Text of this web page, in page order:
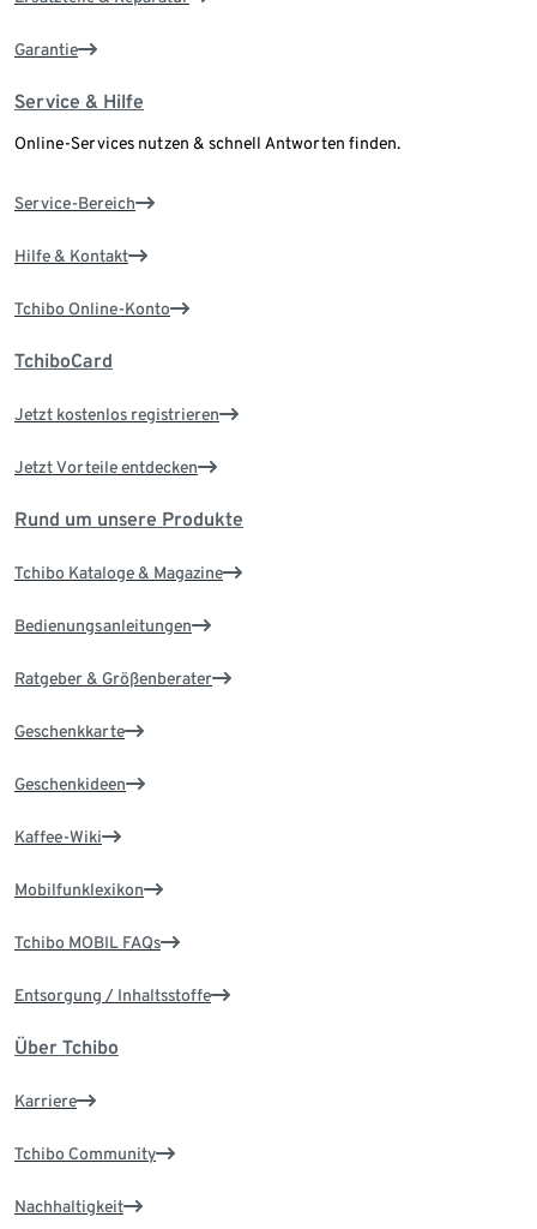
Garantie
Service & Hilfe
Online-Services nutzen & schnell Antworten finden.
Service-Bereich
Hilfe & Kontakt
Tchibo Online-Konto
TchiboCard
Jetzt kostenlos registrieren
Jetzt Vorteile entdecken
Rund um unsere Produkte
Tchibo Kataloge & Magazine
Bedienungsanleitungen
Ratgeber & Größenberater
Geschenkkarte
Geschenkideen
Kaffee-Wiki
Mobilfunklexikon
Tchibo MOBIL FAQs
Entsorgung / Inhaltsstoffe
Über Tchibo
Karriere
Tchibo Community
Nachhaltigkeit